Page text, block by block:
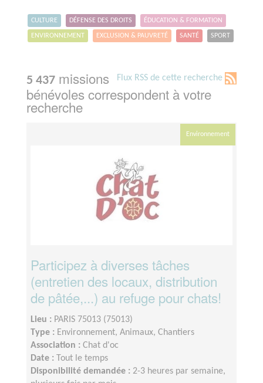
CULTURE DÉFENSE DES DROITS ÉDUCATION & FORMATION
ENVIRONNEMENT EXCLUSION & PAUVRETÉ SANTÉ SPORT
Flux RSS de cette recherche
5 437 missions
bénévoles correspondent à votre
recherche
Environnement
Participez à diverses tâches
(entretien des locaux, distribution
de pâtée,...) au refuge pour chats!
Lieu : PARIS 75013 (75013)
Type : Environnement, Animaux, Chantiers
Association : Chat d'oc
Date :
Tout le temps
Disponibilité demandée : 2-3 heures par semaine,